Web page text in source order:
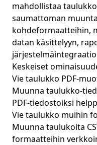
mahdollistaa
saumattoman
kohdeformaatteihin,
datan käsittelyyn,
Keskeiset
Vie taulukko
Muunna
PDF‑tiedostoiksi
Vie taulukko muihin
Muunna taulukoita
formaatteihin